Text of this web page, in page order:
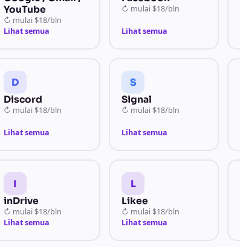
YouTube
↻ mulai $18/bln
Lihat semua
↻ mulai $18/bln
Lihat semua
D
Discord
↻ mulai $18/bln
Lihat semua
S
Signal
↻ mulai $18/bln
Lihat semua
I
inDrive
↻ mulai $18/bln
Lihat semua
L
Likee
↻ mulai $18/bln
Lihat semua